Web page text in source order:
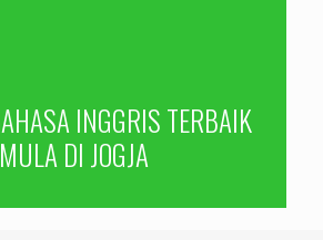
INGGRIS TERBAIK
DI JOGJA